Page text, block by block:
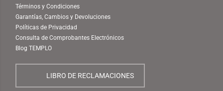
Términos y Condiciones
Garantías, Cambios y Devoluciones
Políticas de Privacidad
Consulta de Comprobantes Electrónicos
Blog TEMPLO
LIBRO DE RECLAMACIONES